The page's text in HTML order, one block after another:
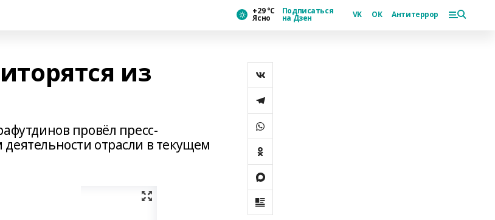
+29 °С
Ясно
Подписаться
на Дзен VK ОК Антитеррор
из
провёл пресс-
отрасли в текущем